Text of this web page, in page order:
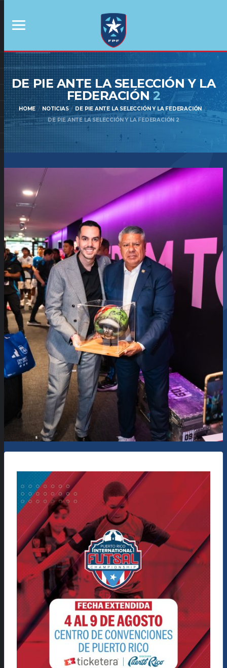
DE PIE ANTE LA SELECCIÓN Y LA
FEDERACIÓN2
HOME NOTICIAS
DE PIE ANTE LA SELECCIÓN Y LA FEDERACIÓN
DE PIE ANTE LA SELECCIÓN Y LA FEDERACIÓN 2